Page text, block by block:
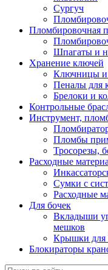
Сургуч
Пломбировочная
Шпагаты и
Хранение ключей
Ключницы и
Пеналы для
Брелоки и
Контрольные
Инструмент,
Пломбы
Тросорезы,
Расходные
Сумки с
Расходные
Для бочек
Вкладыши
мешков
Крышки для
Блокираторы